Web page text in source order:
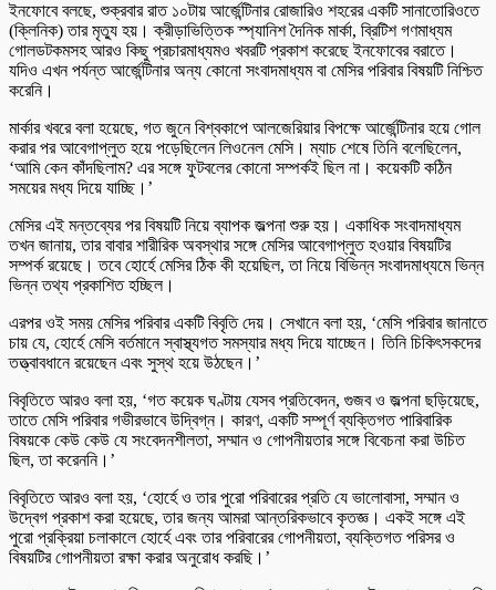
ইনফোবে বলছে, শুক্রবার রাত ১০টায় আর্জেন্টিনার রোজারিও শহরের একটি সানাতোরিওতে
(ক্লিনিক) তার মৃত্যু হয়। ক্রীড়াভিত্তিক স্প্যানিশ দৈনিক মার্কা, ব্রিটিশ গণমাধ্যম
গোলডটকমসহ আরও কিছু প্রচারমাধ্যমও খবরটি প্রকাশ করেছে ইনফোবের বরাতে।
যদিও এখন পর্যন্ত আর্জেন্টিনার অন্য কোনো সংবাদমাধ্যম বা মেসির পরিবার বিষয়টি নিশ্চিত
করেনি।
মার্কার খবরে বলা হয়েছে, গত জুনে বিশ্বকাপে আলজেরিয়ার বিপক্ষে আর্জেন্টিনার হয়ে গোল
করার পর আবেগাপ্লুত হয়ে পড়েছিলেন লিওনেল মেসি। ম্যাচ শেষে তিনি বলেছিলেন,
‘আমি কেন কাঁদছিলাম? এর সঙ্গে ফুটবলের কোনো সম্পর্কই ছিল না। কয়েকটি কঠিন
সময়ের মধ্য দিয়ে যাচ্ছি।’
মেসির এই মন্তব্যের পর বিষয়টি নিয়ে ব্যাপক জল্পনা শুরু হয়। একাধিক সংবাদমাধ্যম
তখন জানায়, তার বাবার শারীরিক অবস্থার সঙ্গে মেসির আবেগাপ্লুত হওয়ার বিষয়টির
সম্পর্ক রয়েছে। তবে হোর্হে মেসির ঠিক কী হয়েছিল, তা নিয়ে বিভিন্ন সংবাদমাধ্যমে ভিন্ন
ভিন্ন তথ্য প্রকাশিত হচ্ছিল।
এরপর ওই সময় মেসির পরিবার একটি বিবৃতি দেয়। সেখানে বলা হয়, ‘মেসি পরিবার জানাতে
চায় যে, হোর্হে মেসি বর্তমানে স্বাস্থ্যগত সমস্যার মধ্য দিয়ে যাচ্ছেন। তিনি চিকিৎসকদের
তত্ত্বাবধানে রয়েছেন এবং সুস্থ হয়ে উঠছেন।’
বিবৃতিতে আরও বলা হয়, ‘গত কয়েক ঘণ্টায় যেসব প্রতিবেদন, গুজব ও জল্পনা ছড়িয়েছে,
তাতে মেসি পরিবার গভীরভাবে উদ্বিগ্ন। কারণ, একটি সম্পূর্ণ ব্যক্তিগত পারিবারিক
বিষয়কে কেউ কেউ যে সংবেদনশীলতা, সম্মান ও গোপনীয়তার সঙ্গে বিবেচনা করা উচিত
ছিল, তা করেননি।’
বিবৃতিতে আরও বলা হয়, ‘হোর্হে ও তার পুরো পরিবারের প্রতি যে ভালোবাসা, সম্মান ও
উদ্বেগ প্রকাশ করা হয়েছে, তার জন্য আমরা আন্তরিকভাবে কৃতজ্ঞ। একই সঙ্গে এই
পুরো প্রক্রিয়া চলাকালে হোর্হে এবং তার পরিবারের গোপনীয়তা, ব্যক্তিগত পরিসর ও
বিষয়টির গোপনীয়তা রক্ষা করার অনুরোধ করছি।’